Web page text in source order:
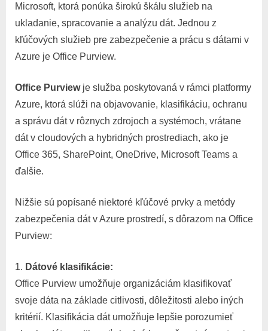
Microsoft, ktorá ponúka širokú škálu služieb na
ukladanie, spracovanie a analýzu dát. Jednou z
kľúčových služieb pre zabezpečenie a prácu s dátami v
Azure je Office Purview.
Office Purviewje služba poskytovaná v rámci platformy
Azure, ktorá slúži na objavovanie, klasifikáciu, ochranu
a správu dát v rôznych zdrojoch a systémoch, vrátane
dát v cloudových a hybridných prostrediach, ako je
Office 365, SharePoint, OneDrive, Microsoft Teams a
ďalšie.
Nižšie sú popísané niektoré kľúčové prvky a metódy
zabezpečenia dát v Azure prostredí, s dôrazom na Office
Purview:
Dátové klasifikácie:
Office Purview umožňuje organizáciám klasifikovať
svoje dáta na základe citlivosti, dôležitosti alebo iných
kritérií. Klasifikácia dát umožňuje lepšie porozumieť